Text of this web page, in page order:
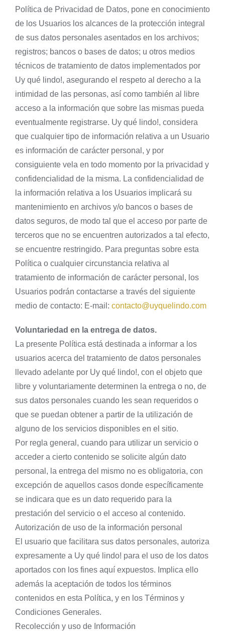
Política de Privacidad de Datos, pone en conocimiento
de los Usuarios los alcances de la protección integral
de sus datos personales asentados en los archivos;
registros; bancos o bases de datos; u otros medios
técnicos de tratamiento de datos implementados por
Uy qué lindo!, asegurando el respeto al derecho a la
intimidad de las personas, así como también al libre
acceso a la información que sobre las mismas pueda
eventualmente registrarse. Uy qué lindo!, considera
que cualquier tipo de información relativa a un Usuario
es información de carácter personal, y por
consiguiente vela en todo momento por la privacidad y
confidencialidad de la misma. La confidencialidad de
la información relativa a los Usuarios implicará su
mantenimiento en archivos y/o bancos o bases de
datos seguros, de modo tal que el acceso por parte de
terceros que no se encuentren autorizados a tal efecto,
se encuentre restringido. Para preguntas sobre esta
Política o cualquier circunstancia relativa al
tratamiento de información de carácter personal, los
Usuarios podrán contactarse a través del siguiente
medio de contacto: E-mail: contacto@uyquelindo.com
Voluntariedad en la entrega de datos.
La presente Política está destinada a informar a los
usuarios acerca del tratamiento de datos personales
llevado adelante por Uy qué lindo!, con el objeto que
libre y voluntariamente determinen la entrega o no, de
sus datos personales cuando les sean requeridos o
que se puedan obtener a partir de la utilización de
alguno de los servicios disponibles en el sitio.
Por regla general, cuando para utilizar un servicio o
acceder a cierto contenido se solicite algún dato
personal, la entrega del mismo no es obligatoria, con
excepción de aquellos casos donde específicamente
se indicara que es un dato requerido para la
prestación del servicio o el acceso al contenido.
Autorización de uso de la información personal
El usuario que facilitara sus datos personales, autoriza
expresamente a Uy qué lindo! para el uso de los datos
aportados con los fines aquí expuestos. Implica ello
además la aceptación de todos los términos
contenidos en esta Política, y en los Términos y
Condiciones Generales.
Recolección y uso de Información